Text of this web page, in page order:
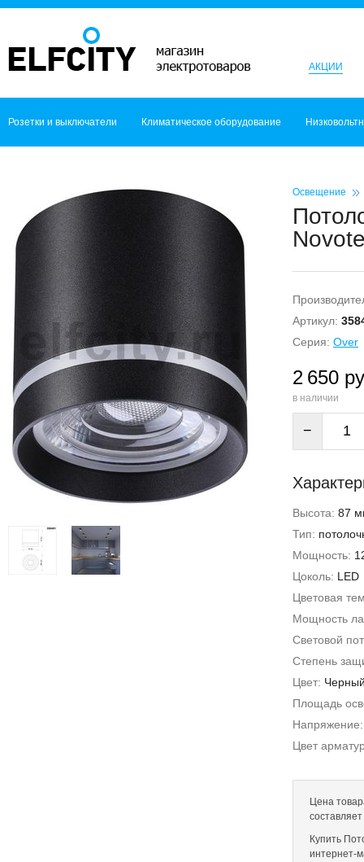
АКЦИИ
Розетки и выключатели Климатическое оборудование
Освещение
Артикул:
Серия: Over
2 650
в наличии
−
Высота: 87
Тип:
Мощность:
Цоколь: LED
Цветовая
Мощность
Световой
Степень
Цвет:
Площадь
Цвет
Цена
Купить
интернет-